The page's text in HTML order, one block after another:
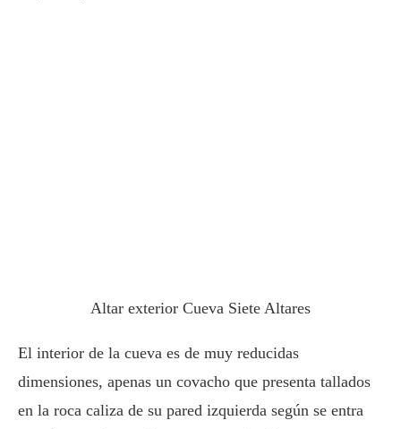
Altar exterior Cueva Siete Altares
El interior de la cueva es de muy reducidas
dimensiones, apenas un covacho que presenta tallados
en la roca caliza de su pared izquierda según se entra